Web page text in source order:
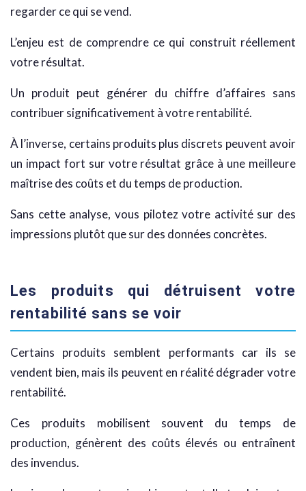
regarder ce qui se vend.
L’enjeu est de comprendre ce qui construit réellement
votre résultat.
Un produit peut générer du chiffre d’affaires sans
contribuer significativement à votre rentabilité.
À l’inverse, certains produits plus discrets peuvent avoir
un impact fort sur votre résultat grâce à une meilleure
maîtrise des coûts et du temps de production.
Sans cette analyse, vous pilotez votre activité sur des
impressions plutôt que sur des données concrètes.
Les produits qui détruisent votre
rentabilité sans se voir
Certains produits semblent performants car ils se
vendent bien, mais ils peuvent en réalité dégrader votre
rentabilité.
Ces produits mobilisent souvent du temps de
production, génèrent des coûts élevés ou entraînent
des invendus.